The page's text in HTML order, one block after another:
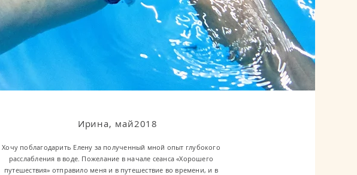
Ирина, май2018
Хочу поблагодарить Елену за полученный мной опыт глубокого
расслабления в воде. Пожелание в начале сеанса «Хорошего
путешествия» отправило меня и в путешествие во времени, и в